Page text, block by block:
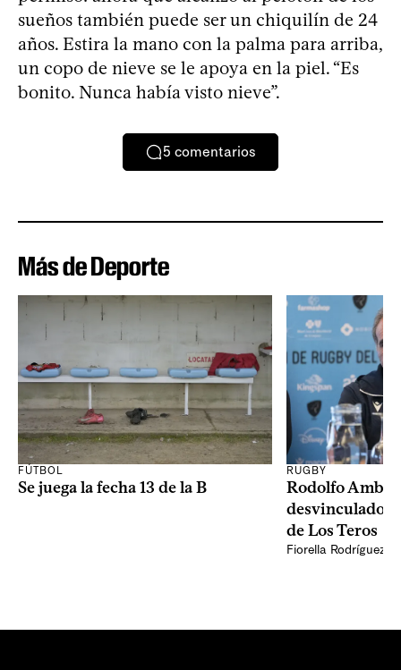
sueños también puede ser un chiquilín de 24
años. Estira la mano con la palma para arriba,
un copo de nieve se le apoya en la piel. “Es
bonito. Nunca había visto nieve”.
5 comentarios
Más de Deporte
FÚTBOL
Se juega la fecha 13 de la B
RUGBY
Rodolfo
desvinculado
de Los Teros
Fiorella Rodríguez